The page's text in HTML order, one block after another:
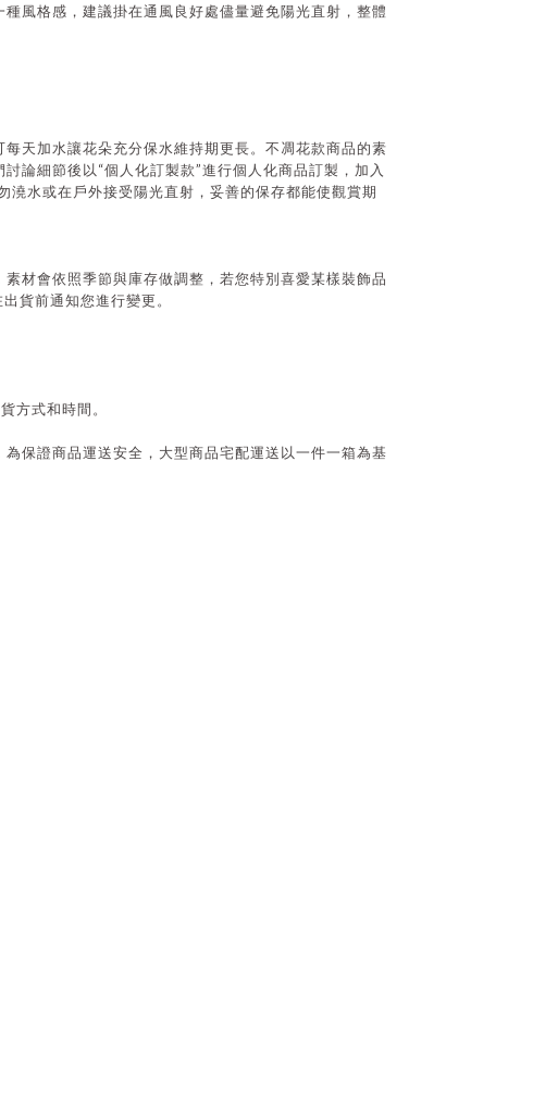
風格感，建議掛在通風良好處儘量避免陽光直射，整體
天加水讓花朵充分保水維持期更長。不凋花款商品的素
論細節後以 “個人化訂製款”進行個人化商品訂製，加入
澆水或在戶外接受陽光直射，妥善的保存都能使觀賞期
材會依照季節與庫存做調整，若您特別喜愛某樣裝飾品
貨前通知您進行變更。
方式和時間。
保證商品運送安全，大型商品宅配運送以一件一箱為基